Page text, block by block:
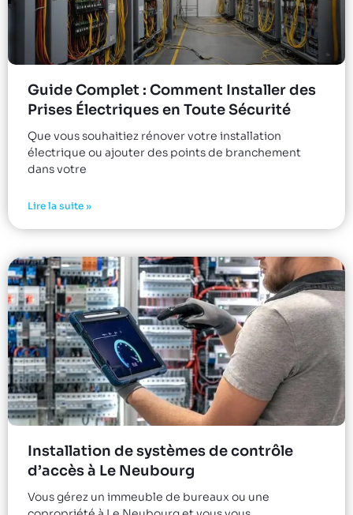
Guide Complet : Comment Installer des
Prises Électriques en Toute Sécurité
Que vous souhaitiez rénover votre installation
électrique ou ajouter des points de branchement
dans votre
Lire la suite »
Installation de systèmes de contrôle
d’accès à Le Neubourg
Vous gérez un immeuble de bureaux ou une